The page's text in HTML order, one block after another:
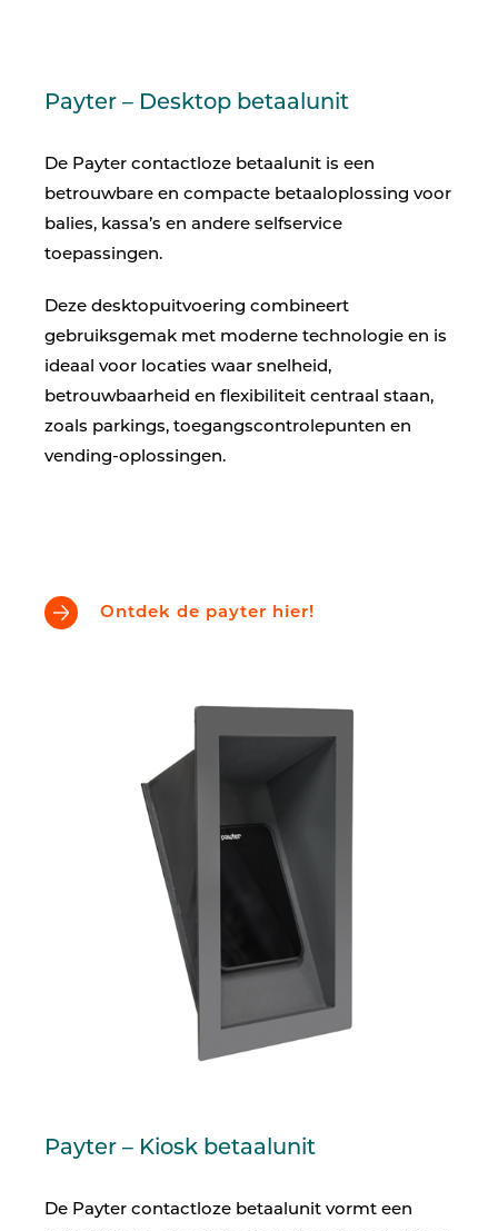
Payter – Desktop betaalunit
De Payter contactloze betaalunit is een
betrouwbare en compacte betaaloplossing voor
balies, kassa’s en andere selfservice
toepassingen.
Deze desktopuitvoering combineert
gebruiksgemak met moderne technologie en is
ideaal voor locaties waar snelheid,
betrouwbaarheid en flexibiliteit centraal staan,
zoals parkings, toegangscontrolepunten en
vending-oplossingen.
Ontdek de payter hier!
Payter – Kiosk betaalunit
De Payter contactloze betaalunit vormt een